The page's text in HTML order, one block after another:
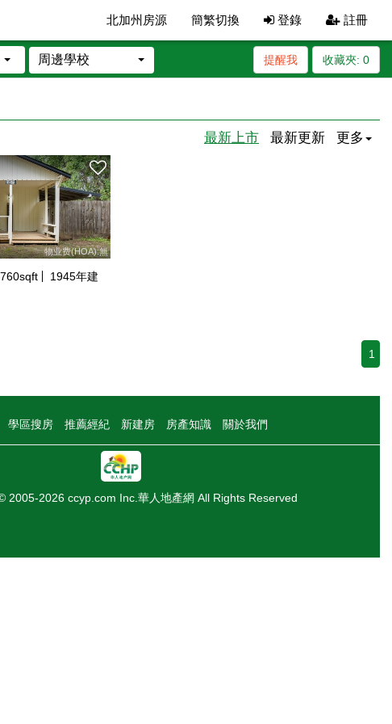
北加州房源 簡繁切換 登錄 註冊
周邊學校 收藏夾: 0
提醒我
最新上市 最新更新 更多
物业费(HOA):無
760sqft 1945年建
1
學區搜房 推薦經紀 新建房 房產知識 關於我們
2005-2026 ccyp.com Inc.華人地產網 All Rights Reserved